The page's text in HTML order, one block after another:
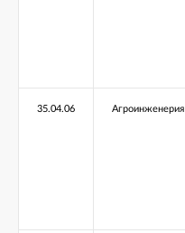
35.04.06 Агроинженерия